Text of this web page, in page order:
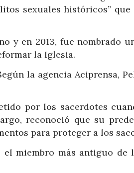
sexuales históricos”
y en 2013, fue nombrado
la Iglesia.
la agencia Aciprensa,
por los sacerdotes
reconoció que su
para proteger a los
el miembro más antiguo de